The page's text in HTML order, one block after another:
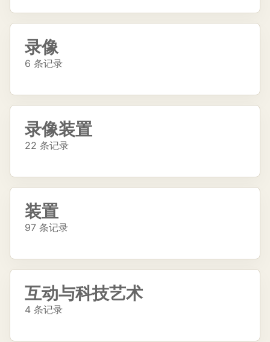
录像
6 条记录
录像装置
22 条记录
装置
97 条记录
互动与科技艺术
4 条记录